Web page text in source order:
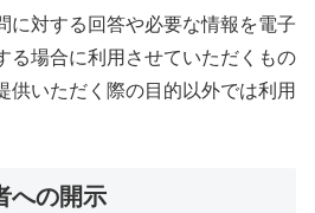
に対する回答や必要な情報を電子
る場合に利用させていただくもの
供いただく際の目的以外では利用
への開示